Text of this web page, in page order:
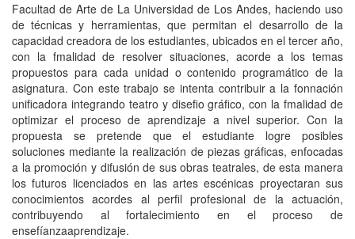
Facultad de Arte de La Universidad de Los Andes, haciendo uso
de técnicas y herramientas, que permitan el desarrollo de la
capacidad creadora de los estudiantes, ubicados en el tercer año,
con la fmalidad de resolver situaciones, acorde a los temas
propuestos para cada unidad o contenido programático de la
asignatura. Con este trabajo se intenta contribuir a la fonnación
unificadora integrando teatro y disefio gráfico, con la fmalidad de
optimizar el proceso de aprendizaje a nivel superior. Con la
propuesta se pretende que el estudiante logre posibles
soluciones mediante la realización de piezas gráficas, enfocadas
a la promoción y difusión de sus obras teatrales, de esta manera
los futuros licenciados en las artes escénicas proyectaran sus
conocimientos acordes al perfil profesional de la actuación,
contribuyendo al fortalecimiento en el proceso de
ensefíanzaaprendizaje.